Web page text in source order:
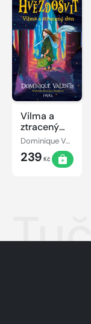
Vilma a
ztracený
den
Dominique Valente
239 Kč